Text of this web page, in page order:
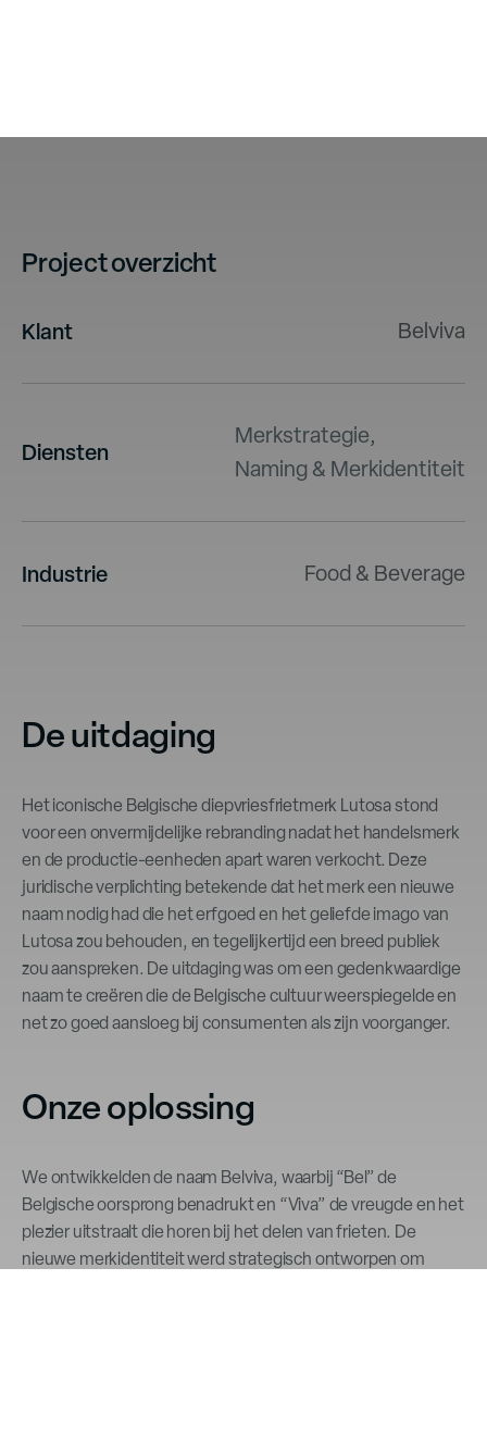
Project overzicht
Klant Belviva
Diensten
Merkstrategie,
Naming & Merkidentiteit
Industrie Food & Beverage
De uitdaging
Het iconische Belgische diepvriesfrietmerk Lutosa stond
voor een onvermijdelijke rebranding nadat het handelsmerk
en de productie-eenheden apart waren verkocht. Deze
juridische verplichting betekende dat het merk een nieuwe
naam nodig had die het erfgoed en het geliefde imago van
Lutosa zou behouden, en tegelijkertijd een breed publiek
zou aanspreken. De uitdaging was om een gedenkwaardige
naam te creëren die de Belgische cultuur weerspiegelde en
net zo goed aansloeg bij consumenten als zijn voorganger.
Onze oplossing
We ontwikkelden de naam Belviva, waarbij “Bel” de
Belgische oorsprong benadrukt en “Viva” de vreugde en het
plezier uitstraalt die horen bij het delen van frieten. De
nieuwe merkidentiteit werd strategisch ontworpen om